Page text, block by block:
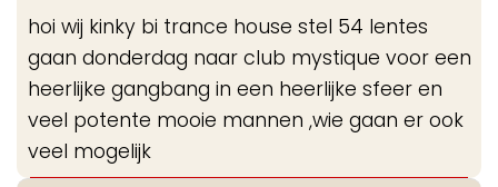
hoi wij kinky bi trance house stel 54 lentes
gaan donderdag naar club mystique voor een
heerlijke gangbang in een heerlijke sfeer en
veel potente mooie mannen ,wie gaan er ook
veel mogelijk